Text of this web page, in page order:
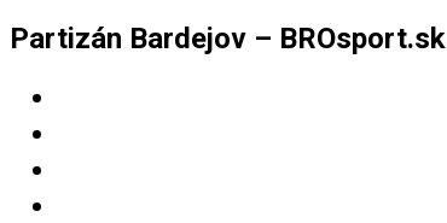
Partizán Bardejov – BROsport.sk